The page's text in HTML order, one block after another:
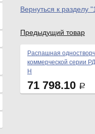
Вернуться к разделу
Предыдущий товар
Распашная
коммерческой серии
Н
71 798.10 Р